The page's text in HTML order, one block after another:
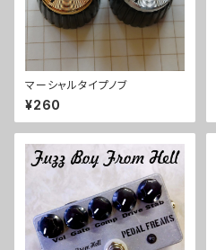
マーシャルタイプノブ
¥260